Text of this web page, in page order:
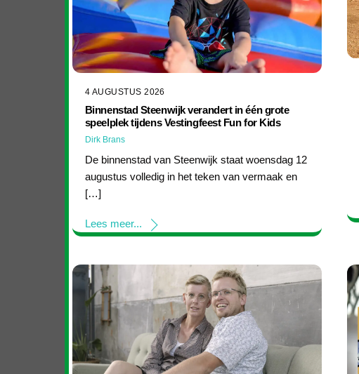
4 AUGUSTUS 2026
Binnenstad Steenwijk verandert in één grote
speelplek tijdens Vestingfeest Fun for Kids
Dirk Brans
De binnenstad van Steenwijk staat woensdag 12
augustus volledig in het teken van vermaak en
[…]
Lees meer...